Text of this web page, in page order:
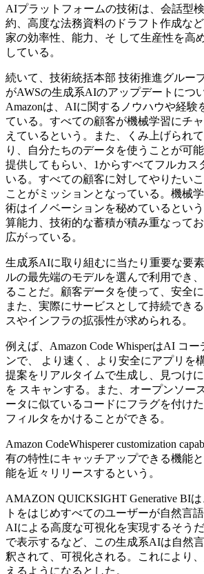
AIプラットフォームの技術は、会話型
約、高度な法務資料のドラフト作成な
家の効率性、能力、そ して生産性を高
している。
続いて、技術統括本部 技術推進グルー
がAWSの生成系AIのアップデートにつ
Amazonは、AIに関するノウハウや経験
ている。すべての顧客が機械学習にチ
えているという。また、くみ上げられ
り、自分たちのデータを使うことが可
提供してもらい、1からすべてフルカス
いる。すべての顧客に対してやりたい
ことがミッションとなっている。機械
術はイノベーションを秘めているとい
算能力、技術的な蓄積が積み重なって
広がっている。
生成系AIに取り組むに当たり重要な要
ルの最先端のモデルを選んで利用でき
ることだ。顧客データを使って、安全
また、実際にサービスとして持続でき
スやインフラの拡張性が求められる。
例えば、Amazon Code WhisperはAI コ
ンで、 より速く、より安全にアプリを
提案をリアルタイムで生成し、見つけ
を スキャンする。また、オープンソー
ータに似ているコードにフラグを付け
フィルタをかけることができる。
Amazon CodeWhisperer customization
有の特性にキャッチアップできる機能
能を近々リリースするという。
AMAZON QUICKSIGHT Generative BI
トをはじめすべてのユーザーが自然言
AIによる高度な可視化を実現するそう
で表示するなど、この生成系AIは自然
釈されて、可視化される。これにより
えるようになるとした。